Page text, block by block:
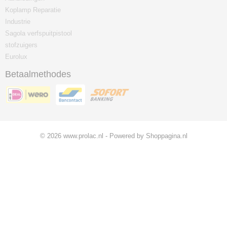
Koplamp Reparatie
Industrie
Sagola verfspuitpistool
stofzuigers
Eurolux
Betaalmethodes
© 2026 www.prolac.nl - Powered by Shoppagina.nl